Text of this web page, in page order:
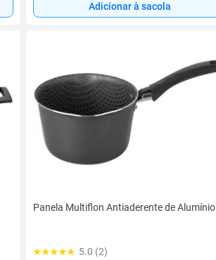
Adicionar à sacola
Panela Multiflon Antiaderente de Alumínio
5.0 (2)